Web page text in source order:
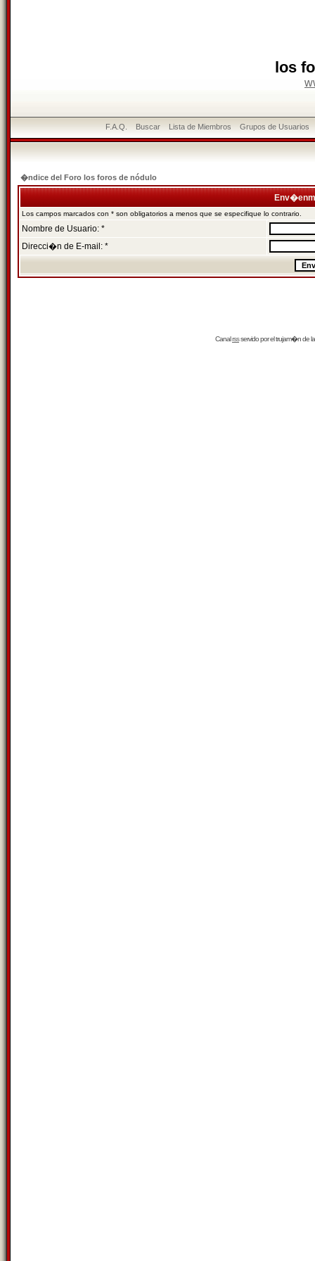
los
F.A.Q. Buscar Lista de Miembros Grupos de Usuarios
�ndice del Foro los foros de nódulo
Los campos marcados con * son obligatorios a menos que se especifique lo contrario.
Nombre de Usuario: *
Direcci�n de E-mail: *
Canalrssservido por eltrujam�nde